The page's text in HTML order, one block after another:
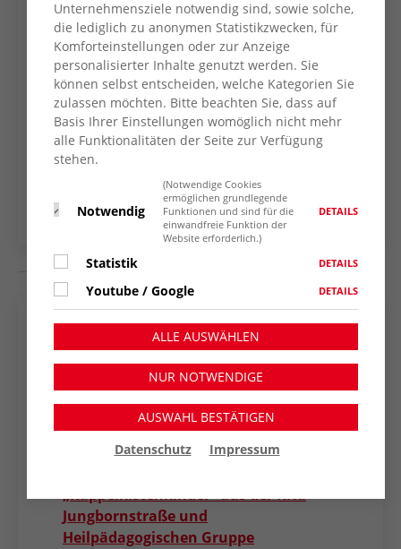
Der AWO Kreisverband Wesel wünscht allen
Mitarbeiter*innen einen guten Start ins neue
Berufsleben!
ZURÜCK ZUR
Neueste Nachrichten
Neuer Termin für das „Digitalcafé” im
AWO Treff Wesel-Feldmark
„Rappelkistenkinder“ aus der Kita
Jungbornstraße und
Heilpädagogischen Gruppe
Unternehmensziele notwendig sind, sowie solche,
die lediglich zu anonymen Statistikzwecken, für
Komforteinstellungen oder zur Anzeige
personalisierter Inhalte genutzt werden. Sie
können selbst entscheiden, welche Kategorien Sie
zulassen möchten. Bitte beachten Sie, dass auf
Basis Ihrer Einstellungen womöglich nicht mehr
alle Funktionalitäten der Seite zur Verfügung
stehen.
Notwendig
(Notwendige Cookies
ermöglichen grundlegende
Funktionen und sind für die
einwandfreie Funktion der
Website erforderlich.)
DETAILS
Statistik DETAILS
Youtube / Google DETAILS
ALLE AUSWÄHLEN
NUR NOTWENDIGE
AUSWAHL BESTÄTIGEN
Datenschutz
Impressum